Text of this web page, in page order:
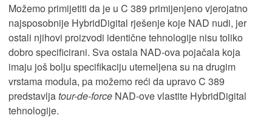
Možemo primijetiti da je u C 389 primijenjeno vjerojatno
najsposobnije HybridDigital rješenje koje NAD nudi, jer
ostali njihovi proizvodi identične tehnologije nisu toliko
dobro specificirani. Sva ostala NAD-ova pojačala koja
imaju još bolju specifikaciju utemeljena su na drugim
vrstama modula, pa možemo reći da upravo C 389
predstavljatour-de-force NAD-ove vlastite HybridDigital
tehnologije.